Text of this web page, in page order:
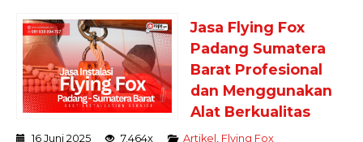
Jasa Flying Fox
Padang Sumatera
Barat Profesional
dan Menggunakan
Alat Berkualitas
16 Juni 2025 7.464x Artikel Flying Fox